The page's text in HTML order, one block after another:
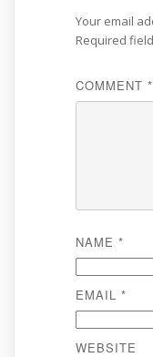
Your email
Required
COMMENT *
NAME *
EMAIL *
WEBSITE